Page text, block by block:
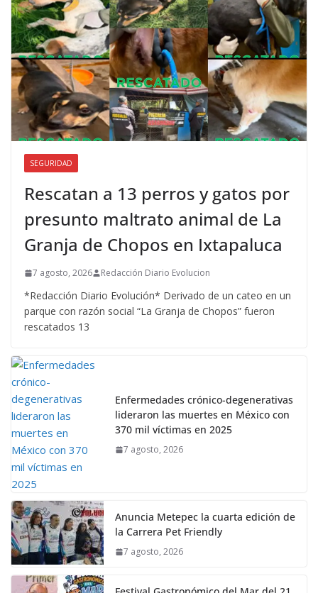
SEGURIDAD
Rescatan a 13 perros y gatos por
presunto maltrato animal de La
Granja de Chopos en Ixtapaluca
7 agosto, 2026 Redacción Diario Evolucion
*Redacción Diario Evolución* Derivado de un cateo en un
parque con razón social “La Granja de Chopos” fueron
rescatados 13
Enfermedades crónico-degenerativas
lideraron las muertes en México con
370 mil víctimas en 2025
7 agosto, 2026
Anuncia Metepec la cuarta edición de
la Carrera Pet Friendly
7 agosto, 2026